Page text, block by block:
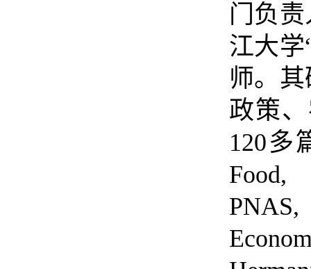
门负
江大
师。
政策
120多
Food,